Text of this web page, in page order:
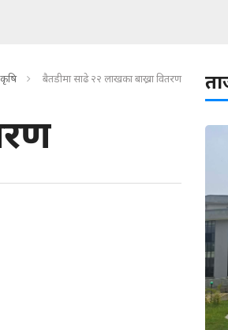
कृषि बैतडीमा साढे २२ लाखका बाख्रा वितरण